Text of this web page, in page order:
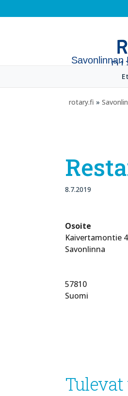
Savonlinnan
rotary.fi »
8.7.2019
Osoite
Kaivertamontie 4
Savonlinna
57810
Suomi